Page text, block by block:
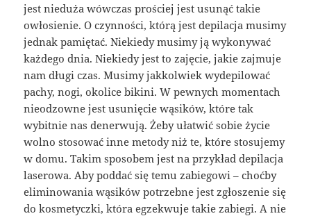
jest nieduża wówczas prościej jest usunąć takie
owłosienie. O czynności, którą jest depilacja musimy
jednak pamiętać. Niekiedy musimy ją wykonywać
każdego dnia. Niekiedy jest to zajęcie, jakie zajmuje
nam długi czas. Musimy jakkolwiek wydepilować
pachy, nogi, okolice bikini. W pewnych momentach
nieodzowne jest usunięcie wąsików, które tak
wybitnie nas denerwują. Żeby ułatwić sobie życie
wolno stosować inne metody niż te, które stosujemy
w domu. Takim sposobem jest na przykład depilacja
laserowa. Aby poddać się temu zabiegowi – choćby
eliminowania wąsików potrzebne jest zgłoszenie się
do kosmetyczki, która egzekwuje takie zabiegi. A nie